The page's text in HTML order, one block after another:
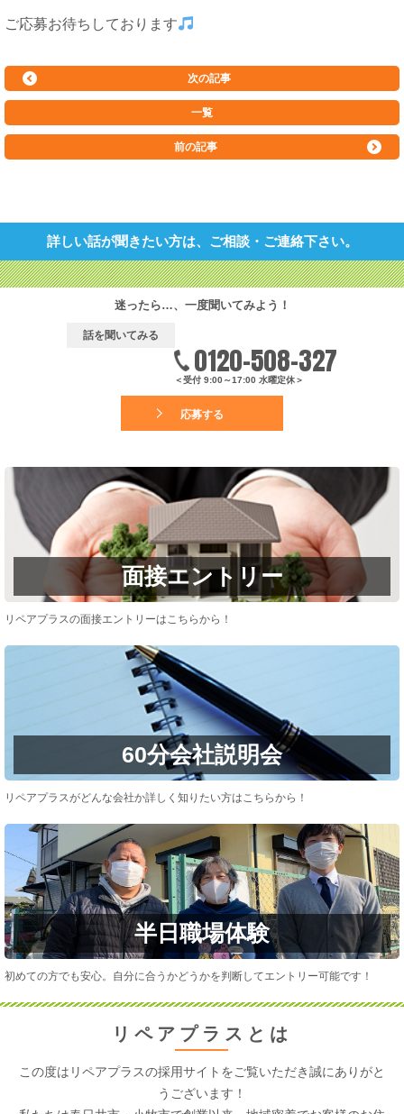
ご応募お待ちしております
次の記事
一覧
前の記事
詳しい話が聞きたい方は、ご相談・ご連絡下さい。
迷ったら…、一度聞いてみよう！
話を聞いてみる
0120-508-327
＜受付 9:00～17:00 水曜定休＞
応募する
面接エントリー
リペアプラスの面接エントリーはこちらから！
60分会社説明会
リペアプラスがどんな会社か詳しく知りたい方はこちらから！
半日職場体験
初めての方でも安心。自分に合うかどうかを判断してエントリー可能です！
リペアプラスとは
この度はリペアプラスの採用サイトをご覧いただき誠にありがと
うございます！